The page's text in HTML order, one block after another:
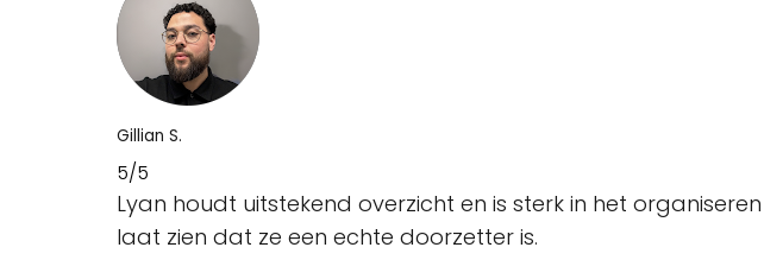
Gillian S.
5/5
Lyan houdt uitstekend overzicht en is sterk in het
laat zien dat ze een echte doorzetter is.